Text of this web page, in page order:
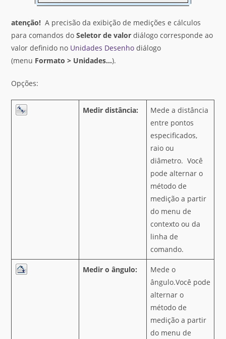
atenção! A precisão da exibição de medições e cálculos
para comandos doSeletor de valor diálogo corresponde ao
valor definido no Unidades Desenho diálogo
(menu Formato > Unidades…).
Opções:
Medir distância:
Mede a distância
entre pontos
especificados,
raio ou
diâmetro. Você
pode alternar o
método de
medição a partir
do menu de
contexto ou da
linha de
comando.
Medir o ângulo:
Mede o
ângulo.Você pode
alternar o
método de
medição a partir
do menu de